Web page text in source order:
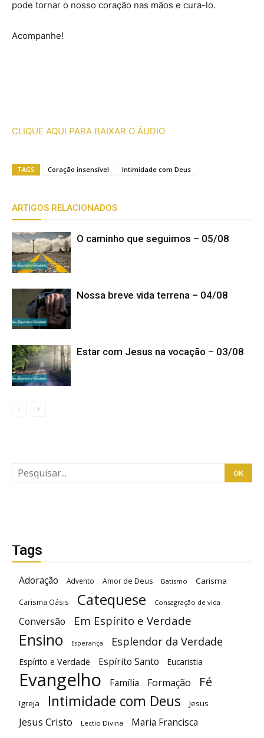
pode tornar o nosso coração nas mãos e cura-lo.
Acompanhe!
CLIQUE AQUI PARA BAIXAR O ÁUDIO
TAGS Coração insensível Intimidade com Deus
ARTIGOS RELACIONADOS
O caminho que seguimos – 05/08
Nossa breve vida terrena – 04/08
Estar com Jesus na vocação – 03/08
Tags
Adoração Advento Amor de Deus Batismo Carisma
Carisma Oásis Catequese Consagração de vida
Conversão Em Espírito e Verdade
Ensino Esperança Esplendor da Verdade
Espírito e Verdade Espírito Santo Eucaristia
Evangelho Família Formação Fé
Igreja Intimidade com Deus Jesus
Jesus Cristo Lectio Divina Maria Francisca